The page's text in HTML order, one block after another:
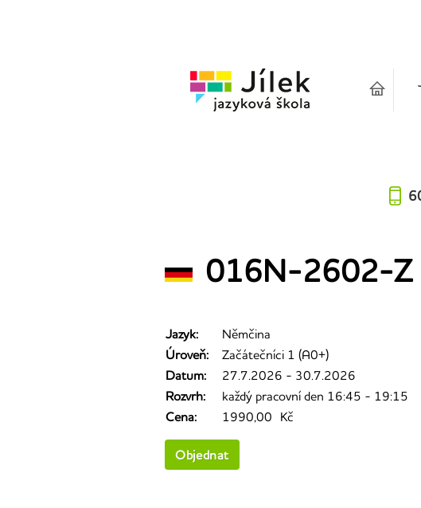
016N-2602-Z
Jazyk:
Němčina
Úroveň:
Začátečníci 1 (A0+)
Datum:
27.7.2026 - 30.7.2026
Rozvrh:
každý pracovní den 16:45 - 19:15
Cena:
1990,00 Kč
Objednat